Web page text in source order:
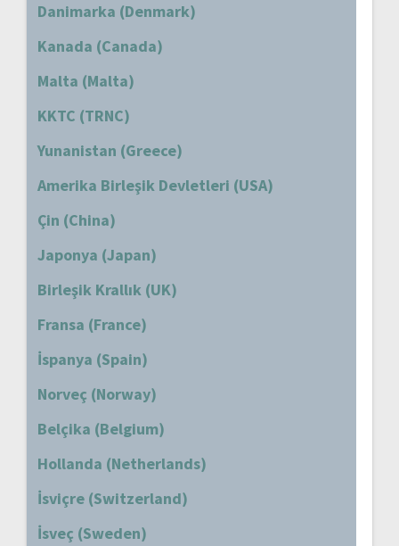
Danimarka (Denmark)
Kanada (Canada)
Malta (Malta)
KKTC (TRNC)
Yunanistan (Greece)
Amerika Birleşik Devletleri (USA)
Çin (China)
Japonya (Japan)
Birleşik Krallık (UK)
Fransa (France)
İspanya (Spain)
Norveç (Norway)
Belçika (Belgium)
Hollanda (Netherlands)
İsviçre (Switzerland)
İsveç (Sweden)